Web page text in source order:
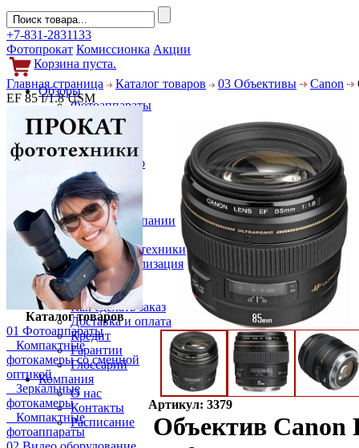
+7-831-2831133
Фотопрокат Комиссионка Акции
Корзина пуста.
Обзоры
Фотоаппараты
Объективы
Фильтры
Новости
Фото и видео
Гаджеты
Аксессуары
Слухи
Новости компании
Услуги
Прокат фототехники
Выкуп и реализация
Покупателям
Акции
Как сделать заказ
Доставка и оплата
Кредит
Гарантии
Глоссарий
Компания
О нас
Контакты
Расписание
Главная страница Каталог товаров 03 Объективы Canon
EF 85 f/1.8 USM
Каталог товаров
01 Фотоаппараты
Компактные
фотокамеры со сменной
оптикой
Зеркальные
фотокамеры
Компактные
фотоаппараты
Артикул: 3379
Объектив Canon